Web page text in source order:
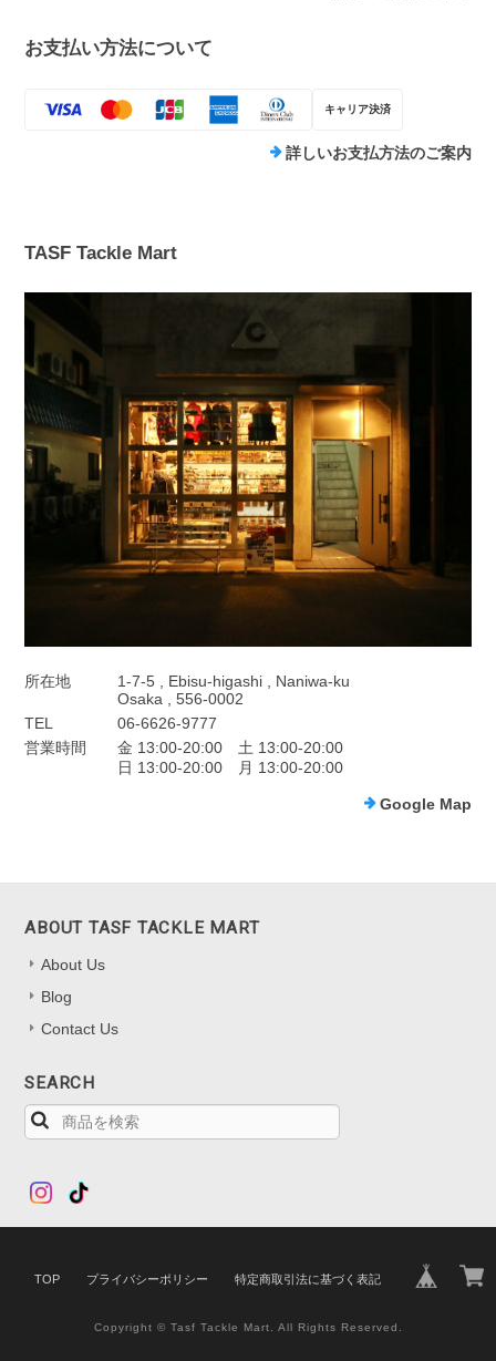
お支払い方法について
キャリア決済
詳しいお支払方法のご案内
TASF Tackle Mart
所在地
1-7-5 , Ebisu-higashi , Naniwa-ku
Osaka , 556-0002
TEL
06-6626-9777
営業時間
金 13:00-20:00 土 13:00-20:00
日 13:00-20:00 月 13:00-20:00
Google Map
ABOUT TASF TACKLE MART
About Us
Blog
Contact Us
SEARCH
TOP プライバシーポリシー 特定商取引法に基づく表記
Copyright © Tasf Tackle Mart. All Rights Reserved.